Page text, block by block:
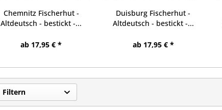
Chemnitz Fischerhut -
Altdeutsch - bestickt -...
ab 17,95 € *
Duisburg Fischerhut -
Altdeutsch - bestickt -...
ab 17,95 € *
Filtern